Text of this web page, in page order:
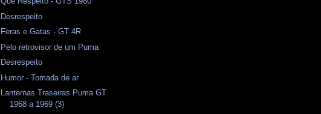
Desrespeito
Feras e Gatas - GT 4R
Pelo retrovisor de um Puma
Desrespeito
Humor - Tomada de ar
Lanternas Traseiras Puma GT
1968 a 1969 (3)